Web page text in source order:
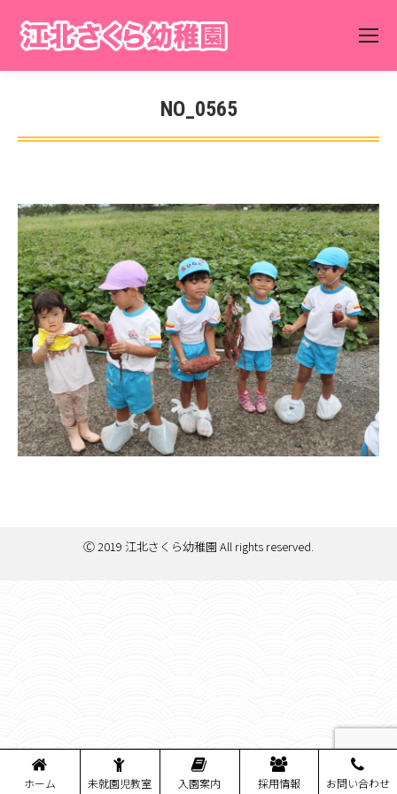
NO_0565
You are here:
Ⓒ 2019 江北さくら幼稚園 All rights reserved.
ホーム 未就園児教室 入園案内 採用情報 お問い合わせ